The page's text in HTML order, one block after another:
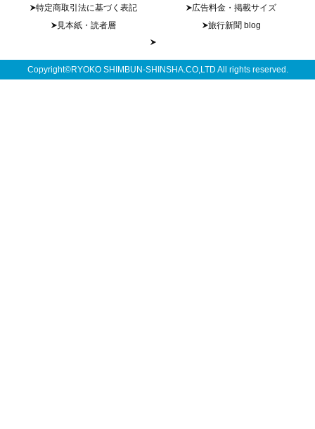
特定商取引法に基づく表記
広告料金・掲載サイズ
見本紙・読者層
旅行新聞 blog
Copyright©RYOKO SHIMBUN-SHINSHA.CO,LTD All rights reserved.